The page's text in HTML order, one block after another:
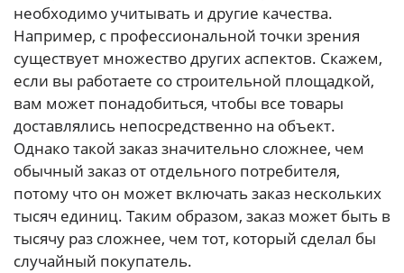
необходимо учитывать и другие качества.
Например, с профессиональной точки зрения
существует множество других аспектов. Скажем,
если вы работаете со строительной площадкой,
вам может понадобиться, чтобы все товары
доставлялись непосредственно на объект.
Однако такой заказ значительно сложнее, чем
обычный заказ от отдельного потребителя,
потому что он может включать заказ нескольких
тысяч единиц. Таким образом, заказ может быть в
тысячу раз сложнее, чем тот, который сделал бы
случайный покупатель.